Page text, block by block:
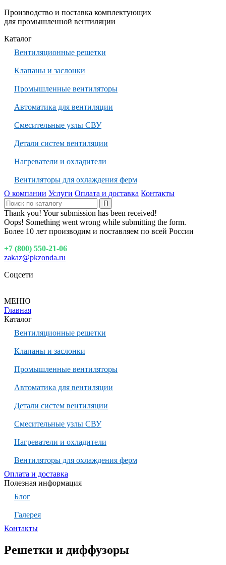
Производство и поставка комплектующих
для промышленной вентиляции
Каталог
Вентиляционные решетки
Клапаны и заслонки
Промышленные вентиляторы
Автоматика для вентиляции
Смесительные узлы СВУ
Детали систем вентиляции
Нагреватели и охладители
Вентиляторы для охлаждения ферм
О компании Услуги Оплата и доставка Контакты
Thank you! Your submission has been received!
Oops! Something went wrong while submitting the form.
Более 10 лет производим и поставляем по всей России
+7 (800) 550-21-06
zakaz@pkzonda.ru
Соцсети
МЕНЮ
Главная
Каталог
Вентиляционные решетки
Клапаны и заслонки
Промышленные вентиляторы
Автоматика для вентиляции
Детали систем вентиляции
Смесительные узлы СВУ
Нагреватели и охладители
Вентиляторы для охлаждения ферм
Оплата и доставка
Полезная информация
Блог
Галерея
Контакты
Решетки и диффузоры